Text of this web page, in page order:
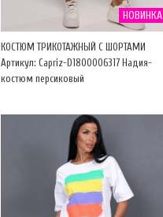
НОВИНКА
КОСТЮМ ТРИКОТАЖНЫЙ С ШОРТАМИ
Артикул: Capriz-D1800006317 Надия-
костюм персиковый